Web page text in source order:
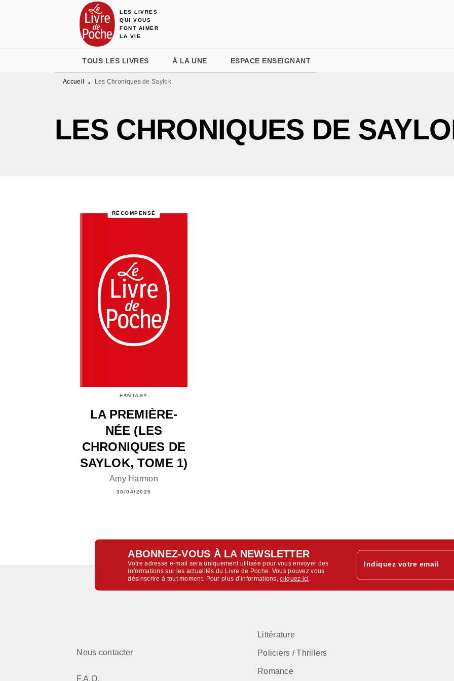
MENU RECHERCHE
LES LIVRES
QUI VOUS
FONT AIMER
LA VIE
TOUS LES LIVRES À LA UNE ESPACE ENSEIGNANT
Accueil • Les Chroniques de Saylok
LES CHRONIQUES DE
RÉCOMPENSÉ
FANTASY
LA PREMIÈRE-
NÉE (LES
CHRONIQUES DE
SAYLOK, TOME 1)
Amy Harmon
30/04/2025
ABONNEZ-VOUS À LA NEWSLETTER
Votre adresse e-mail sera uniquement utilisée pour vous envoyer des
informations sur les actualités du Livre de Poche. Vous pouvez vous
désinscrire à tout moment. Pour plus d’informations,cliquez ici
Indiquez votre email
Nous contacter
F.A.Q.
Littérature
Policiers / Thrillers
Romance